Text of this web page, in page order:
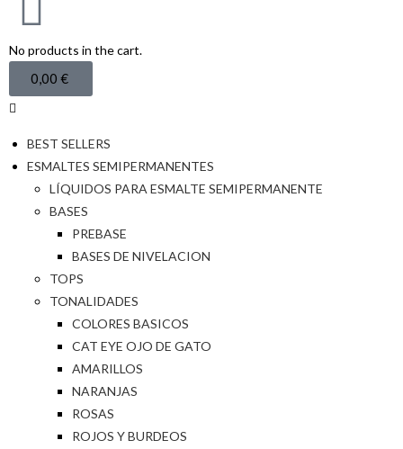
No products in the cart.
0,00 €
BEST SELLERS
ESMALTES SEMIPERMANENTES
LÍQUIDOS PARA ESMALTE SEMIPERMANENTE
BASES
PREBASE
BASES DE NIVELACION
TOPS
TONALIDADES
COLORES BASICOS
CAT EYE OJO DE GATO
AMARILLOS
NARANJAS
ROSAS
ROJOS Y BURDEOS